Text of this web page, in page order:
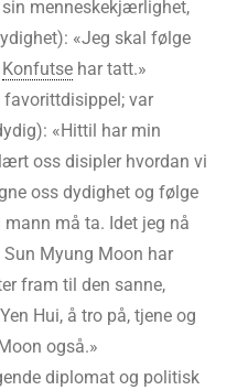
menneskekjærlighet,
«Jeg skal følge
Konfutse har tatt.»
favorittdisippel; var
«Hittil har min
lært oss disipler hvordan vi
oss dydighet og følge
må ta. Idet jeg nå
Myung Moon har
fram til den sanne,
Hui, å tro på, tjene og
også.»
diplomat og politisk